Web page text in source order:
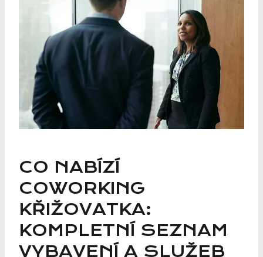
CO NABÍZÍ
COWORKING
KŘIŽOVATKA:
KOMPLETNÍ SEZNAM
VYBAVENÍ A SLUŽEB